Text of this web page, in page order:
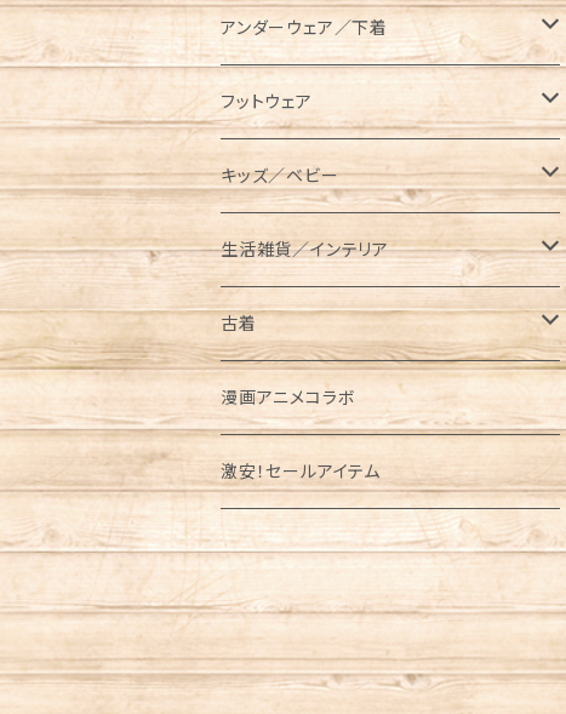
BEN DAVIS（ベンデイビス）
BRIEFING（ブリーフィング）
BUTTERFLY TWISTS（バタフライツイ
スト）
Champion（チャンピオン）
CHUMS（チャムス）
東北限定販売アイテム
財布／コインケース
パスケース／カードケース
キーケース／キーリング
トートバッグ／ショルダーバッグ
Columbia（コロンビア）
Cookman （クックマン）
DOG TOWN（ドッグタウン）
ダッチオーブンケース
ポールケース
メスティンケース
トラッシュバッグ／ゴミ入れ
薪入れ／薪バッグ
トイレットペーパー／ティッシュケース
パイントケース
ランタンケース
OD缶ケース／その他ケース
キャリーオール
ストレージバッグ
レジャーシート／グランドシート
ランタン／ライト類
タンブラー／水筒
クッカー／食器
メスティン
ケトル
クーラーボックス／クーラーバッグ
ウォータージャグ
コーヒーメーカー
ハンギングチェーン
釣り／フィッシング
長袖Tシャツ
七分袖Tシャツ
シャツ
長袖
半袖
スウェット／トレーナー
半袖
長袖
パーカー
プルパーカー
ジップパーカー
ジャケット／アウター
コーチジャケット
中綿ジャケット
フリースジャケット
ダウンジャケット
マウンテンパーカー
ナイロンジャケット
オーバーオール／オールインワン
ニット／セーター
ベスト
ハーフパンツ／ショーツ
クロップドパンツ
ベルト／サスペンダー
マフラー／ネックウォーマー／ネックゲイ
ター
ニットキャップ
手袋／グローブ
パスケース
財布/ウォレット
キーケース/キーホルダー
リュック
ショルダーバッグ
メッセンジャーバッグ
サコッシュ／ポーチ
トートバッグ
ボディバッグ／ウエストバッグ
ボストンバッグ
カメラバッグ
アンダーウェア／下着
ソックス
ロング
ショート／アンクル
レギンス／スパッツ
フットウェア
スニーカー
サンダル
ブーツ
レインブーツ
バレエシューズ
レギンス
キッズ／ベビー
キッズ
半袖Tシャツ
長袖Tシャツ
パンツ／ボトムス
キャップ／ハット
ベビー
ベビービブ
ロンパース
生活雑貨／インテリア
タンブラー／コップ／水筒
リュック／バッグ
サコッシュ／ポーチ
トートバッグ／エコバッグ
エプロン／前掛け
レジ袋
古着
半袖
Tシャツ
スウェット
シャツ
長袖
シャツ
スウェット／トレーナー
パーカー
ボトムス
アウター
ナイロンジャケット
シーツ／布
漫画アニメコラボ
激安！セールアイテム